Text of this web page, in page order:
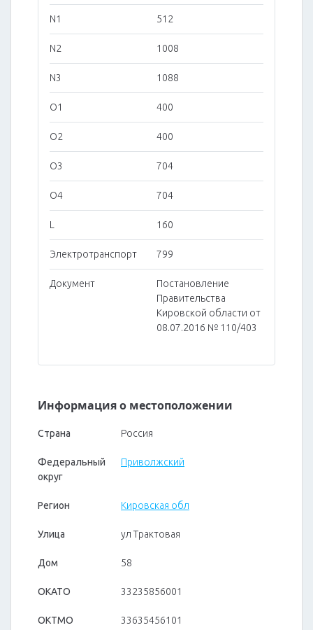
N1 512
N2 1008
N3 1088
O1 400
O2 400
O3 704
O4 704
L 160
Электротранспорт 799
Документ
Постановление
Правительства
Кировской области от
08.07.2016 № 110/403
Информация о местоположении
Страна Россия
Федеральный
округ
Приволжский
Регион Кировская обл
Улица ул Трактовая
Дом 58
ОКАТО 33235856001
ОКТМО 33635456101